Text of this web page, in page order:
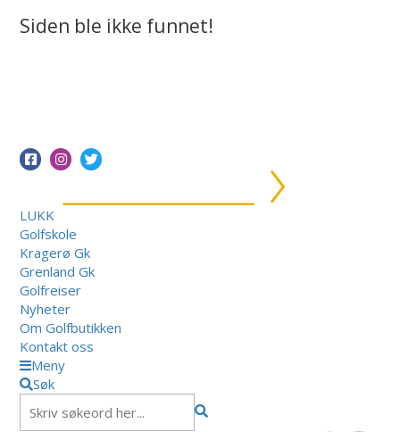
Siden ble ikke funnet!
LUKK
Golfskole
Kragerø Gk
Grenland Gk
Golfreiser
Nyheter
Om Golfbutikken
Kontakt oss
Meny
Søk